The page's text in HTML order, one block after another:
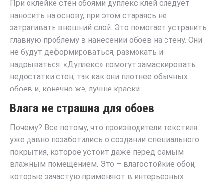
При оклейке стен обоями дуплекс клей следует
наносить на основу, при этом стараясь не
затрагивать внешний слой. Это помогает устранить
главную проблему в нанесении обоев на стену. Они
не будут деформироваться, размокать и
надрываться. «Дуплекс» помогут замаскировать
недостатки стен, так как они плотнее обычных
обоев и, конечно же, лучше краски.
Влага не страшна для обоев
Почему? Все потому, что производители текстиля
уже давно позаботились о создании специального
покрытия, которое устоит даже перед самым
влажным помещением. Это – влагостойкие обои,
которые зачастую применяют в интерьерных